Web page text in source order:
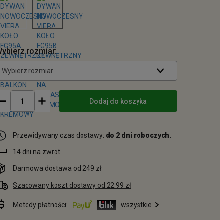
rozmiar:
Wybierz rozmiar
Dodaj do koszyka
Przewidywany czas dostawy: do 2 dni roboczych.
14 dni na zwrot
Darmowa dostawa od 249 zł
Szacowany koszt dostawy od 22.99 zł
Metody płatności: wszystkie